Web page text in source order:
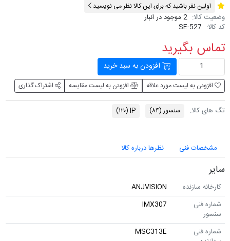
نفر باشید که برای این کالا نظر می نویسید
2 موجود در انبار
SE-527
افزودن به سبد خرید
به لیست مورد علاقه افزودن به لیست مقایسه اشتراک گذاری
سنسور (۸۴) IP(۱۲۰)
فنی نظرها درباره کالا
ANJVISION
IMX307
MSC313E